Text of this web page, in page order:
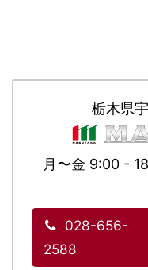
栃木県
月〜金 9:00 -
028-656-
2588